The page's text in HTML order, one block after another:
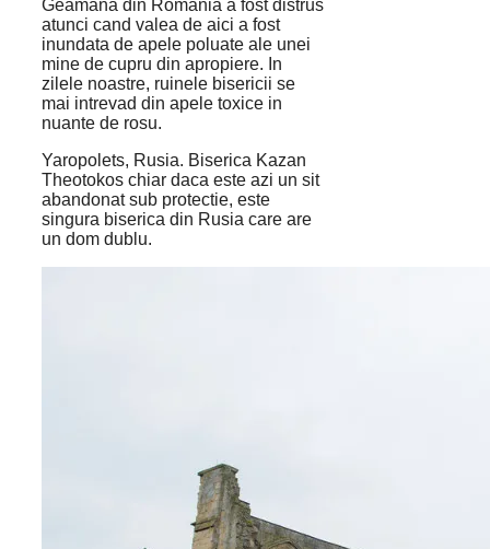
Geamana din Romania a fost distrus
atunci cand valea de aici a fost
inundata de apele poluate ale unei
mine de cupru din apropiere. In
zilele noastre, ruinele bisericii se
mai intrevad din apele toxice in
nuante de rosu.
Yaropolets, Rusia. Biserica Kazan
Theotokos chiar daca este azi un sit
abandonat sub protectie, este
singura biserica din Rusia care are
un dom dublu.